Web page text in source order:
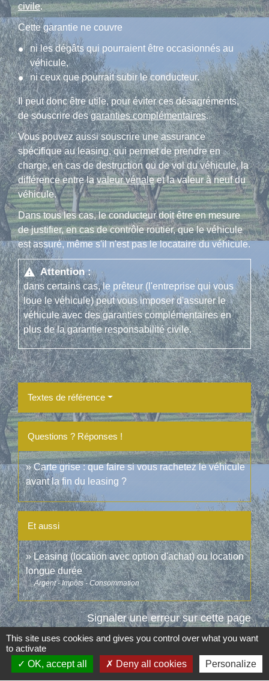
civile.
Cette garantie ne couvre
ni les dégâts qui pourraient être occasionnés au
véhicule,
ni ceux que pourrait subir le conducteur.
Il peut donc être utile, pour éviter ces désagréments,
de souscrire desgaranties complémentaires.
Vous pouvez aussi souscrire une assurance
spécifique au leasing, qui permet de prendre en
charge, en cas de destruction ou de vol du véhicule, la
différence entre lavaleur vénaleet la valeur à neuf du
véhicule.
Dans tous les cas, le conducteur doit être en mesure
de justifier, en cas de contrôle routier, que le véhicule
est assuré, même s'il n'est pas le locataire du véhicule.
warning Attention :
dans certains cas, le prêteur (l'entreprise qui vous
loue le véhicule) peut vous imposer d'assurer le
véhicule avec des garanties complémentaires en
plus de la garantie responsabilité civile.
Textes de référence
Questions ? Réponses !
Carte grise : que faire si vous rachetez le véhicule
avant la fin du leasing ?
Et aussi
Leasing (location avec option d'achat) ou location
longue durée
Argent - Impôts - Consommation
Signaler une erreur sur cette page
This site uses cookies and gives you control over what you want
to activate
OK, accept all
Deny all cookies Personalize